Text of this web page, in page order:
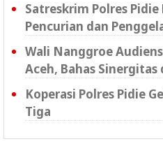
Satreskrim Polres Pidie
Pencurian dan
Wali Nanggroe
Aceh, Bahas
Koperasi Polres Pidie
Tiga